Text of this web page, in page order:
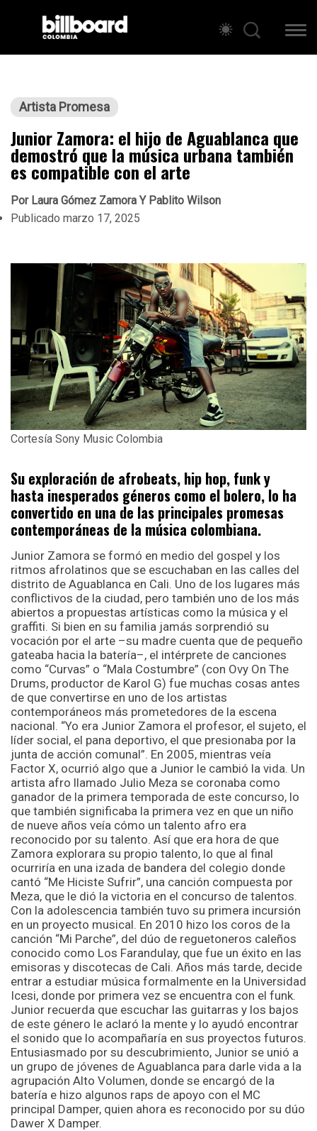
Artista Promesa
Junior Zamora: el hijo de Aguablanca que
demostró que la música urbana también
es compatible con el arte
PorLaura Gómez Zamora Y Pablito Wilson
Publicado marzo 17, 2025
Cortesía Sony Music Colombia
Su exploración de afrobeats, hip hop, funk y
hasta inesperados géneros como el bolero, lo ha
convertido en una de las principales promesas
contemporáneas de la música colombiana.
Junior Zamora se formó en medio del gospel y los
ritmos afrolatinos que se escuchaban en las calles del
distrito de Aguablanca en Cali. Uno de los lugares más
conflictivos de la ciudad, pero también uno de los más
abiertos a propuestas artísticas como la música y el
graffiti. Si bien en su familia jamás sorprendió su
vocación por el arte –su madre cuenta que de pequeño
gateaba hacia la batería–, el intérprete de canciones
como “Curvas” o “Mala Costumbre” (con Ovy On The
Drums, productor de Karol G) fue muchas cosas antes
de que convertirse en uno de los artistas
contemporáneos más prometedores de la escena
nacional. “Yo era Junior Zamora el profesor, el sujeto, el
líder social, el pana deportivo, el que presionaba por la
junta de acción comunal”. En 2005, mientras veía
Factor X, ocurrió algo que a Junior le cambió la vida. Un
artista afro llamado Julio Meza se coronaba como
ganador de la primera temporada de este concurso, lo
que también significaba la primera vez en que un niño
de nueve años veía cómo un talento afro era
reconocido por su talento. Así que era hora de que
Zamora explorara su propio talento, lo que al final
ocurriría en una izada de bandera del colegio donde
cantó “Me Hiciste Sufrir”, una canción compuesta por
Meza, que le dió la victoria en el concurso de talentos.
Con la adolescencia también tuvo su primera incursión
en un proyecto musical. En 2010 hizo los coros de la
canción “Mi Parche”, del dúo de reguetoneros caleños
conocido como Los Farandulay, que fue un éxito en las
emisoras y discotecas de Cali. Años más tarde, decide
entrar a estudiar música formalmente en la Universidad
Icesi, donde por primera vez se encuentra con el funk.
Junior recuerda que escuchar las guitarras y los bajos
de este género le aclaró la mente y lo ayudó encontrar
el sonido que lo acompañaría en sus proyectos futuros.
Entusiasmado por su descubrimiento, Junior se unió a
un grupo de jóvenes de Aguablanca para darle vida a la
agrupación Alto Volumen, donde se encargó de la
batería e hizo algunos raps de apoyo con el MC
principal Damper, quien ahora es reconocido por su dúo
Dawer X Damper.